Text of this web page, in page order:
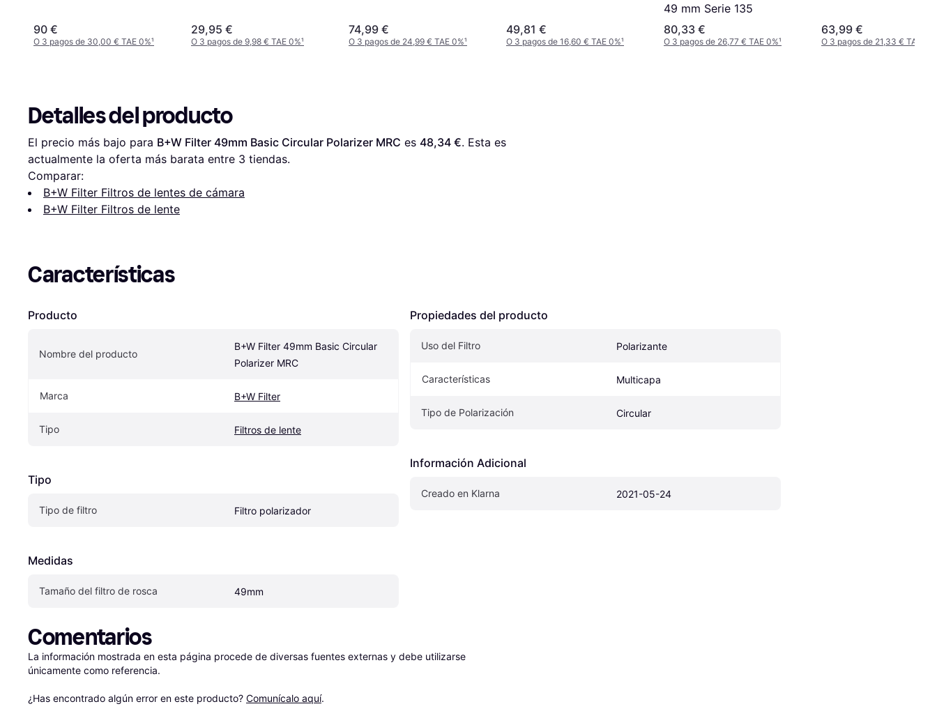
90 €
O 3 pagos de 30,00 € TAE 0%¹
29,95 €
O 3 pagos de 9,98 € TAE 0%¹
74,99 €
O 3 pagos de 24,99 € TAE 0%¹
49,81 €
O 3 pagos de 16,60 € TAE 0%¹
49 mm Serie 135
80,33 €
O 3 pagos de 26,77 € TAE 0%¹
63,99 €
O 3 pagos de 21,33 € TAE 0%
Detalles del producto
El precio más bajo para B+W Filter 49mm Basic Circular Polarizer MRC es 48,34 €. Esta es
actualmente la oferta más barata entre 3 tiendas.
Comparar:
B+W Filter Filtros de lentes de cámara
B+W Filter Filtros de lente
Características
Producto
Nombre del producto
B+W Filter 49mm Basic Circular
Polarizer MRC
Marca B+W Filter
Tipo Filtros de lente
Tipo
Tipo de filtro Filtro polarizador
Medidas
Tamaño del filtro de rosca 49mm
Propiedades del producto
Uso del Filtro Polarizante
Características Multicapa
Tipo de Polarización Circular
Información Adicional
Creado en Klarna 2021-05-24
Comentarios
La información mostrada en esta página procede de diversas fuentes externas y debe utilizarse
únicamente como referencia.
¿Has encontrado algún error en este producto? Comunícalo aquí.